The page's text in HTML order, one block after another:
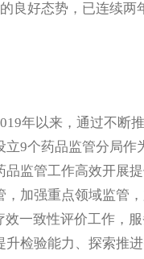
良好态势，已连续两
年以来，通过不断
9个药品监管分局作
监管工作高效开展
加强重点领域监管
一致性评价工作，
检验能力、探索推